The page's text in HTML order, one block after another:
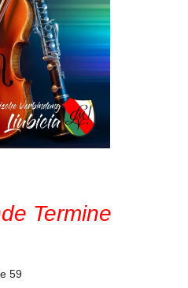
Termine
59